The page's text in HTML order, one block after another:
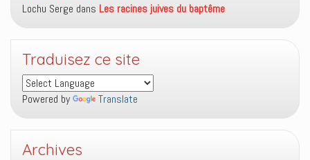
Lochu Serge dans Les racines juives du baptême
Traduisez ce site
Powered by Translate
Archives